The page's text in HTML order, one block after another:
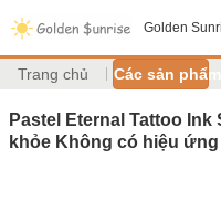
Golden
Trang chủ Các sản phẩm
Pastel Eternal Tattoo
khỏe Không có hiệu